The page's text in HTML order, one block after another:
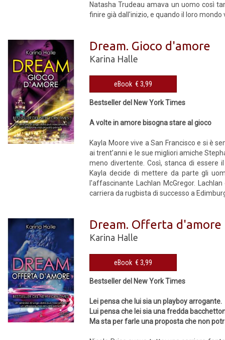
Natasha Trudeau amava un uomo così
finire già dall'inizio, e quando il loro mondo
Dream. Gioco d'amore
Karina Halle
eBook € 3,99
Bestseller del New York Times
A volte in amore bisogna stare al gioco
Kayla Moore vive a San Francisco e si è
ai trent’anni e le sue migliori amiche
meno divertente. Così, stanca di essere
Kayla decide di mettere da parte gli
l'affascinante Lachlan McGregor.
carriera da rugbista di successo a
Dream. Offerta d'amore
Karina Halle
eBook € 3,99
Bestseller del New York Times
Lei pensa che lui sia un playboy arrogante.
Lui pensa che lei sia una fredda
Ma sta per farle una proposta che non